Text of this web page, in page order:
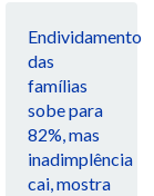
Endividamento
das
famílias
sobe para
82%, mas
inadimplência
cai, mostra